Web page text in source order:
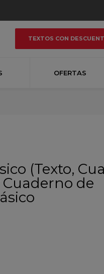
TEXTOS CON
OFERTAS
(Texto,
de